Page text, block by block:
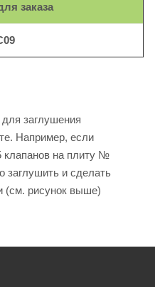
заказа
заглушения
Например, если
клапанов на плиту №
заглушить и сделать
(см. рисунок выше)